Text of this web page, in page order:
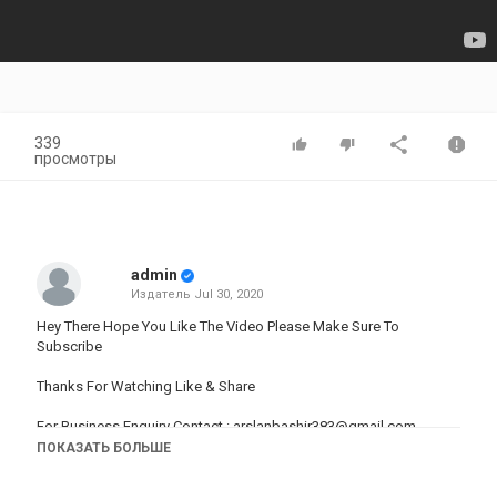
339
просмотры
admin
Издатель Jul 30, 2020
Hey There Hope You Like The Video Please Make Sure To
Subscribe
Thanks For Watching Like & Share
For Business Enquiry Contact : arslanbashir383@gmail.com
ПОКАЗАТЬ БОЛЬШЕ